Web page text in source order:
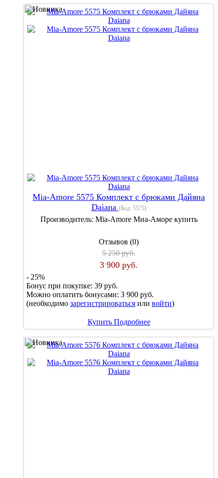
Mia-Amore 5575 Комплект с брюками Дайяна
Daiana (Код: 5575)
Производитель: Mia-Amore Миа-Аморе купить
Отзывов (0)
5 250 руб.
3 900 руб.
- 25%
Бонус при покупке: 39 руб.
Можно оплатить бонусами: 3 900 руб.
(необходимо зарегистрироваться или войти)
Купить Подробнее